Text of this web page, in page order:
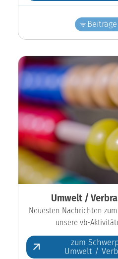
Umwelt /
Neuesten Nachrichten
unsere vb-
zum
Umwelt /